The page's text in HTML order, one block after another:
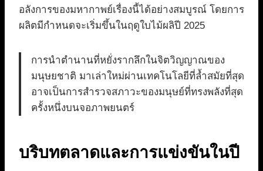
อลังการของมหากาพย์เรื่องนี้ได้อย่างสมบูรณ์ โดยการ
ผลิตมีกำหนดจะเริ่มขึ้นในฤดูใบไม้ผลิปี 2025
การนำตำนานที่หยั่งรากลึกในจิตวิญญาณของ
มนุษยชาติ มาเล่าใหม่ผ่านเทคโนโลยีที่ล้ำสมัยที่สุด
อาจเป็นการสำรวจสภาวะของมนุษย์ที่ทรงพลังที่สุด
ครั้งหนึ่งบนจอภาพยนตร์
บริบทตลาดและการแข่งขันในปี